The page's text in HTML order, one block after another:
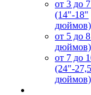
от 3 до
(14"-18"
дюймов)
от 5 до
дюймов)
от 7 до
(24"-
дюймов)